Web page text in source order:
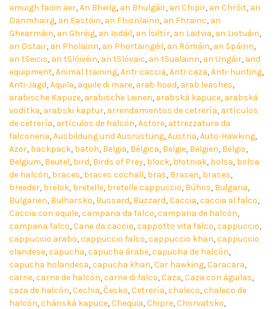
amuigh faoin aer,An Bheilg, an Bhulgáir, an Chipir, an Chróit, an
Danmhairg, an Eastóin, an Fhionlainn, an Fhrainc, an
Ghearmáin, an Ghréig, an Iodáil, an Ísiltír, an Laitvia, an Liotuáin,
an Ostair, an Pholainn, an Phortaingéil, an Rómáin, an Spáinn,
an tSeicis, an tSlóivéin, an tSlóvaic, an tSualainn, an Ungáir, and
equipment,Animal training,Anti-caccia,Anti-caza,Anti-hunting,
Anti-Jagd,Aquila, aquile di mare, arab hood, arab leashes,
arabische Kapuze, arabische Leinen, arabská kapuce, arabská
vodítka, arabski kaptur, arrendamientos de cetrería, artículos
de cetrería, artículos de halcón,Astore, attrezzatura da
falconeria,Ausbildung und Ausrüstung,Austria,Auto-Hawking,
Azor, backpack, batoh, Belgia, Bélgica, Belgie, Belgien, Belgio,
Belgium, Beutel, bird, Birds of Prey, block, błotniak, bolsa, bolsa
de halcón, braces, braces cochall, bras, Brasen, brases,
breeder, brelok, bretelle, bretelle cappuccio, Búhos, Bulgaria,
Bulgarien, Bulharsko, Bussard, Buzzard,Caccia,caccia al falco,
Caccia con aquile,campana da falco,campana de halcón,
campana falco,Cane da caccia,cappotto vita falco,cappuccio,
cappuccio arabo,cappuccio falco,cappuccio khan,cappuccio
olandese,capucha,capucha árabe,capucha de halcón,
capucha holandesa,capucha khan,Car hawking,Caracara,
carne,carne de halcón,carne di falco,Caza,Caza con águilas,
caza de halcón,Cechia,Česko,Cetrería,chaleco,chaleco de
halcón,chánská kapuce,Chequia,Chipre,Chorvatsko,